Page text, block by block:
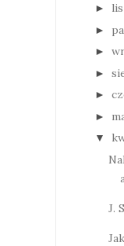
► lis
►
►
►
►
►
▼
J.